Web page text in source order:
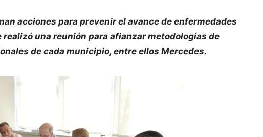
acciones para prevenir el avance de enfermedades
una reunión para afianzar metodologías de
de cada municipio, entre ellos Mercedes.